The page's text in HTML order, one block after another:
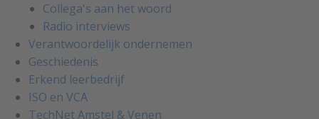
Collega's aan het woord
Radio interviews
Verantwoordelijk ondernemen
Geschiedenis
Erkend leerbedrijf
ISO en VCA
TechNet Amstel & Venen